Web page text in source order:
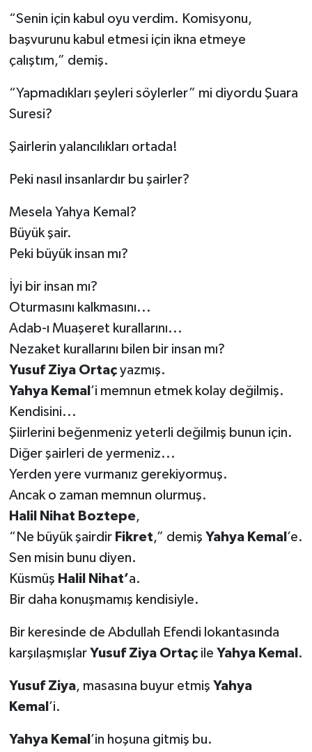
“Senin için kabul oyu verdim. Komisyonu,
başvurunu kabul etmesi için ikna etmeye
çalıştım,” demiş.
“Yapmadıkları şeyleri söylerler” mi diyordu Şuara
Suresi?
Şairlerin yalancılıkları ortada!
Peki nasıl insanlardır bu şairler?
Mesela Yahya Kemal?
Büyük şair.
Peki büyük insan mı?
İyi bir insan mı?
Oturmasını kalkmasını...
Adab-ı Muaşeret kurallarını...
Nezaket kurallarını bilen bir insan mı?
Yusuf Ziya Ortaçyazmış.
Yahya Kemal ’i memnun etmek kolay değilmiş.
Kendisini...
Şiirlerini beğenmeniz yeterli değilmiş bunun için.
Diğer şairleri de yermeniz...
Yerden yere vurmanız gerekiyormuş.
Ancak o zaman memnun olurmuş.
Halil Nihat Boztepe,
“Ne büyük şairdir Fikret,” demiş Yahya Kemal ’e.
Sen misin bunu diyen.
Küsmüş Halil Nihat’a.
Bir daha konuşmamış kendisiyle.
Bir keresinde de Abdullah Efendi lokantasında
karşılaşmışlar Yusuf Ziya Ortaçile Yahya Kemal .
Yusuf Ziya, masasına buyur etmiş Yahya
Kemal ’i.
Yahya Kemal ’in hoşuna gitmiş bu.